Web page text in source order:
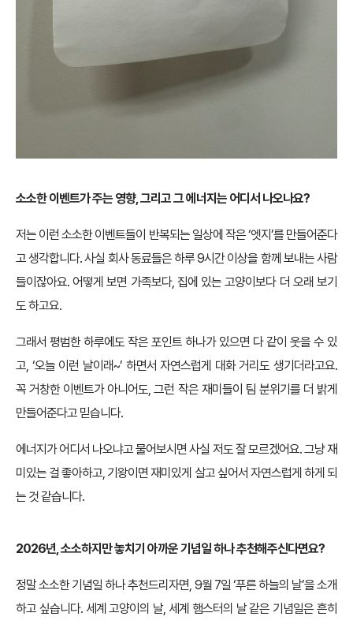
소소한 이벤트가 주는 영향, 그리고 그 에너지는 어디서 나오나요?
저는 이런 소소한 이벤트들이 반복되는 일상에 작은 ‘엣지’를 만들어준다
고 생각합니다. 사실 회사 동료들은 하루 9시간 이상을 함께 보내는 사람
들이잖아요. 어떻게 보면 가족보다, 집에 있는 고양이보다 더 오래 보기
도 하고요.
그래서 평범한 하루에도 작은 포인트 하나가 있으면 다 같이 웃을 수 있
고, ‘오늘 이런 날이래~’ 하면서 자연스럽게 대화 거리도 생기더라고요.
꼭 거창한 이벤트가 아니어도, 그런 작은 재미들이 팀 분위기를 더 밝게
만들어준다고 믿습니다.
에너지가 어디서 나오냐고 물어보시면 사실 저도 잘 모르겠어요. 그냥 재
미있는 걸 좋아하고, 기왕이면 재미있게 살고 싶어서 자연스럽게 하게 되
는 것 같습니다.
2026년, 소소하지만 놓치기 아까운 기념일 하나 추천해주신다면요?
정말 소소한 기념일 하나 추천드리자면, 9월 7일 ‘푸른 하늘의 날’을 소개
하고 싶습니다. 세계 고양이의 날, 세계 햄스터의 날 같은 기념일은 흔히